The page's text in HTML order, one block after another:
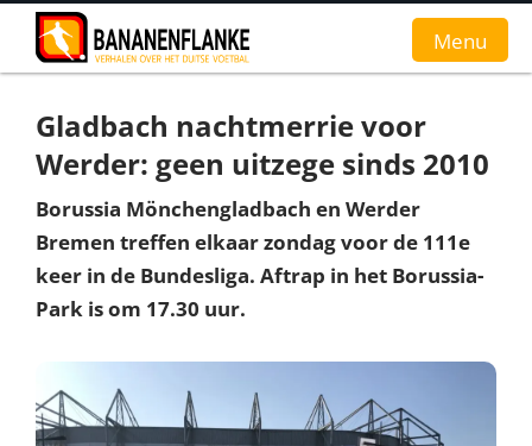
Home
Nieuws
Interviews
Groundhopverhalen
Achtergrond
Menu
Gladbach nachtmerrie voor
Werder: geen uitzege sinds 2010
Borussia Mönchengladbach en Werder
Bremen treffen elkaar zondag voor de 111e
keer in de Bundesliga. Aftrap in het Borussia-
Park is om 17.30 uur.